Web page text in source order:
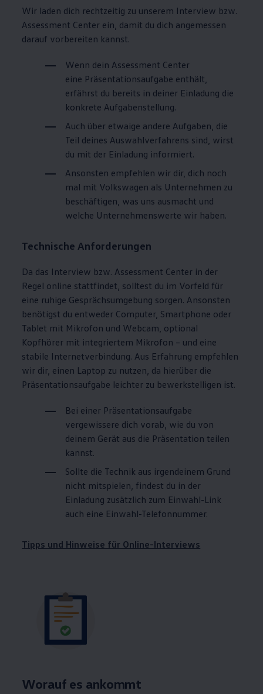
Wir laden dich rechtzeitig zu unserem Interview bzw.
Assessment Center ein, damit du dich angemessen
darauf vorbereiten kannst.
Wenn dein Assessment Center
eine Präsentationsaufgabe enthält,
erfährst du bereits in deiner Einladung die
konkrete Aufgabenstellung.
Auch über etwaige andere Aufgaben, die
Teil deines Auswahlverfahrens sind, wirst
du mit der Einladung informiert.
Ansonsten empfehlen wir dir, dich noch
mal mit Volkswagen als Unternehmen zu
beschäftigen, was uns ausmacht und
welche Unternehmenswerte wir haben.
Technische Anforderungen
Da das Interview bzw. Assessment Center in der
Regel online stattfindet, solltest du im Vorfeld für
eine ruhige Gesprächsumgebung sorgen. Ansonsten
benötigst du entweder Computer, Smartphone oder
Tablet mit Mikrofon und Webcam, optional
Kopfhörer mit integriertem Mikrofon – und eine
stabile Internetverbindung. Aus Erfahrung empfehlen
wir dir, einen Laptop zu nutzen, da hierüber die
Präsentationsaufgabe leichter zu bewerkstelligen ist.
Bei einer Präsentationsaufgabe
vergewissere dich vorab, wie du von
deinem Gerät aus die Präsentation teilen
kannst.
Sollte die Technik aus irgendeinem Grund
nicht mitspielen, findest du in der
Einladung zusätzlich zum Einwahl-Link
auch eine Einwahl-Telefonnummer.
Tipps und Hinweise für Online-Interviews
Worauf es ankommt